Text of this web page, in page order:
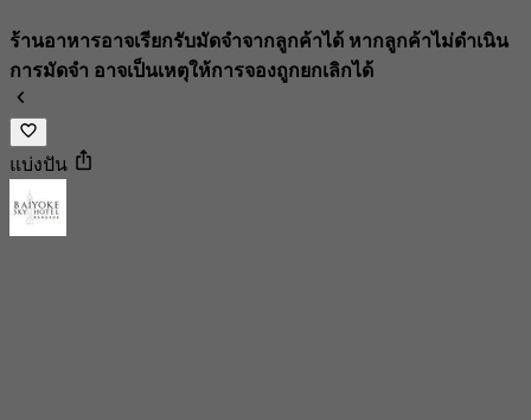
ร้านอาหารอาจเรียกรับมัดจำจากลูกค้าได้ หากลูกค้าไม่ดำเนิน
การมัดจำ อาจเป็นเหตุให้การจองถูกยกเลิกได้
แบ่งปัน